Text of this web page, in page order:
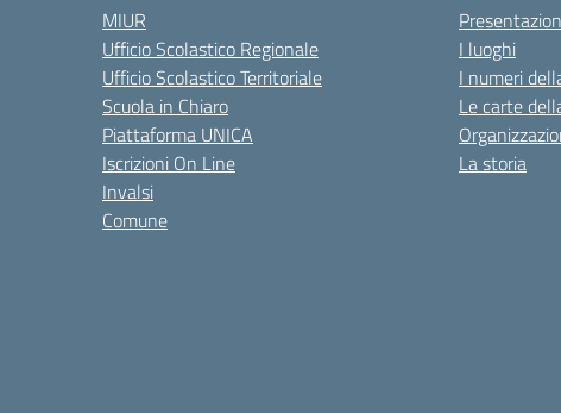
MIUR
Ufficio Scolastico Regionale
Ufficio Scolastico Territoriale
Scuola in Chiaro
Piattaforma UNICA
Iscrizioni On Line
Invalsi
Comune
I luoghi
I numeri
Le carte
La storia